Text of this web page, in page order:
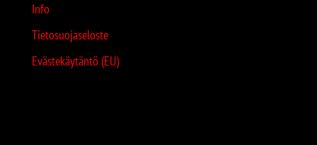
Info
Tietosuojaseloste
Evästekäytäntö (EU)